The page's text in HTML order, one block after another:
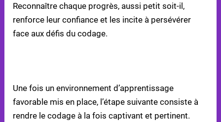
Reconnaître chaque progrès, aussi petit soit-il,
renforce leur confiance et les incite à persévérer
face aux défis du codage.
Une fois un environnement d’apprentissage
favorable mis en place, l’étape suivante consiste à
rendre le codage à la fois captivant et pertinent.